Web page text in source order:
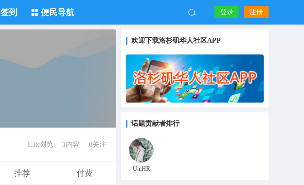
签到 便民导航 登录 注册
欢迎下载洛杉矶华人社区APP
话题贡献者排行
UniHR
1.1k浏览 1内容 0关注
推荐 付费